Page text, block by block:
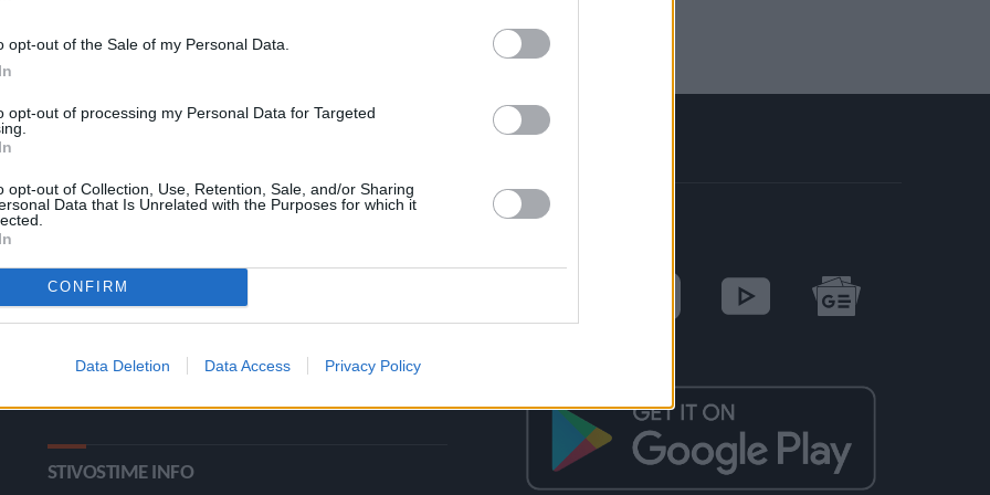
opt-out of the Sale of my Personal Data.
opt-out of processing my Personal Data for Targeted
opt-out of Collection, Use, Retention, Sale, and/or Sharing
Data that Is Unrelated with the Purposes for which it
CONFIRM
Data Deletion Data Access Privacy Policy
ΚΑΤΗΓΟΡΙΕΣ
Ροή Ειδήσεων
STIVOSTIME INFO
SOCIAL